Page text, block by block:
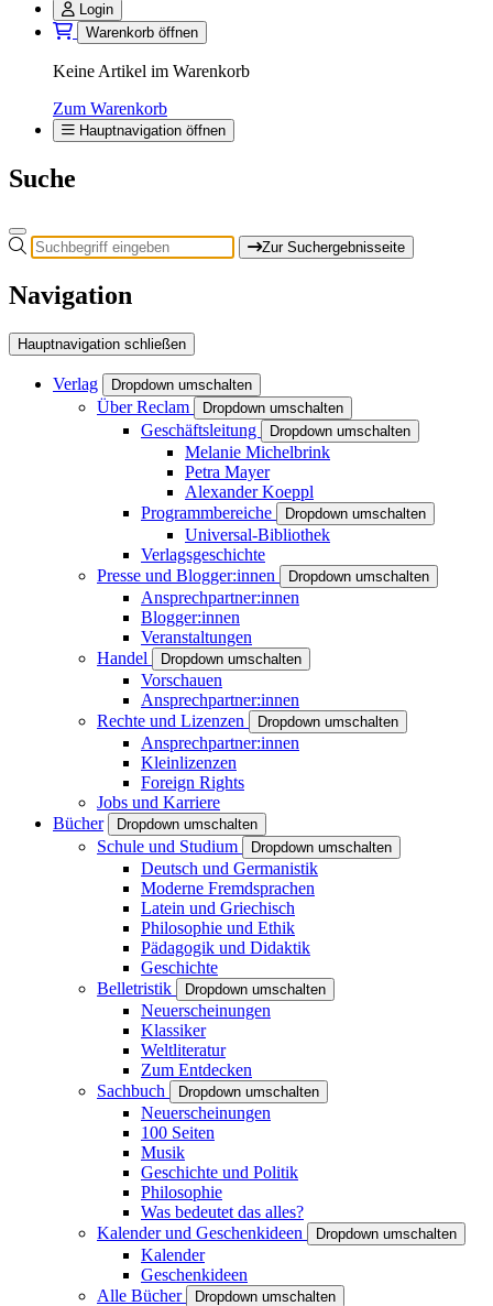
Login
Warenkorb öffnen
Keine Artikel im Warenkorb
Zum Warenkorb
Hauptnavigation öffnen
Suche
Zur Suchergebnisseite
Navigation
Hauptnavigation schließen
Verlag Dropdown umschalten
Über Reclam Dropdown umschalten
Geschäftsleitung Dropdown umschalten
Melanie Michelbrink
Petra Mayer
Alexander Koeppl
Programmbereiche
Dropdown umschalten
Universal-Bibliothek
Verlagsgeschichte
Presse und Blogger:innen
Dropdown umschalten
Ansprechpartner:innen
Blogger:innen
Veranstaltungen
Handel
Dropdown umschalten
Vorschauen
Ansprechpartner:innen
Rechte und Lizenzen
Dropdown umschalten
Ansprechpartner:innen
Kleinlizenzen
Foreign Rights
Jobs und Karriere
Bücher
Dropdown umschalten
Schule und Studium Dropdown umschalten
Deutsch und Germanistik
Moderne Fremdsprachen
Latein und Griechisch
Philosophie und Ethik
Pädagogik und Didaktik
Geschichte
Belletristik
Dropdown umschalten
Neuerscheinungen
Klassiker
Weltliteratur
Zum Entdecken
Sachbuch
Dropdown umschalten
Neuerscheinungen
100 Seiten
Musik
Geschichte und Politik
Philosophie
Was bedeutet das alles?
Kalender und Geschenkideen
Dropdown umschalten
Kalender
Geschenkideen
Alle Bücher
Dropdown umschalten